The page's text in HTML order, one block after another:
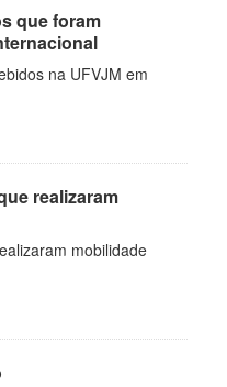
que foram
na UFVJM em
realizaram
mobilidade